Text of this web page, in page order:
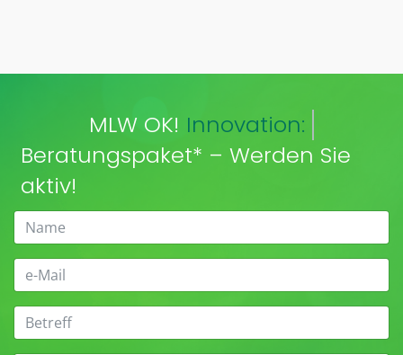
MLW OK! Innovation:
Beratungspaket* – Werden Sie
aktiv!